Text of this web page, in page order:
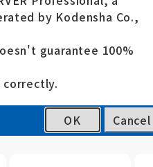
by Kodensha Co.,
guarantee 100%
OK Cancel